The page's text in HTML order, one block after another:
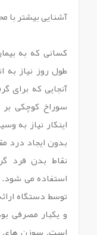
آشنایی بیشتر با
کسانی که به
طول روز نیاز به
آنجایی که برای
سوراخ کوچکی
اینکار نیاز به
بدون ایجاد درد
نقاط بدن فرد
استفاده می
توسط دستگاه
و یکبار مصرفی